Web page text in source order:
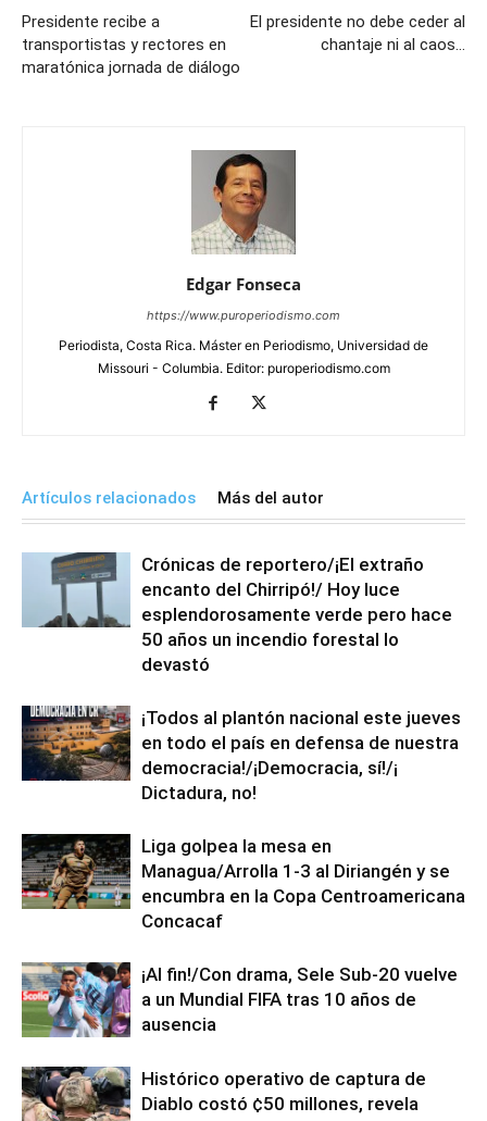
Presidente recibe a
transportistas y rectores en
maratónica jornada de diálogo
El presidente no debe ceder al
chantaje ni al caos…
Edgar Fonseca
https://www.puroperiodismo.com
Periodista, Costa Rica. Máster en Periodismo, Universidad de
Missouri - Columbia. Editor: puroperiodismo.com
Artículos relacionados Más del autor
Crónicas de reportero/¡El extraño
encanto del Chirripó!/ Hoy luce
esplendorosamente verde pero hace
50 años un incendio forestal lo
devastó
¡Todos al plantón nacional este jueves
en todo el país en defensa de nuestra
democracia!/¡Democracia, sí!/¡
Dictadura, no!
Liga golpea la mesa en
Managua/Arrolla 1-3 al Diriangén y se
encumbra en la Copa Centroamericana
Concacaf
¡Al fin!/Con drama, Sele Sub-20 vuelve
a un Mundial FIFA tras 10 años de
ausencia
Histórico operativo de captura de
Diablo costó ¢50 millones, revela